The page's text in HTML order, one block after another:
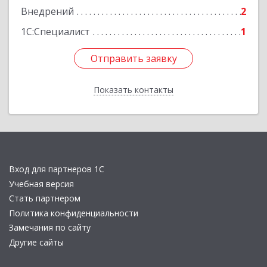
Внедрений
2
1С:Специалист
1
Отправить заявку
Показать контакты
Отправить заявку
Назад
Вход для партнеров 1С
Учебная версия
Стать партнером
Политика конфиденциальности
Замечания по сайту
Другие сайты